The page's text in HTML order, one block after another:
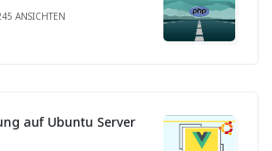
ANSICHTEN
auf Ubuntu Server